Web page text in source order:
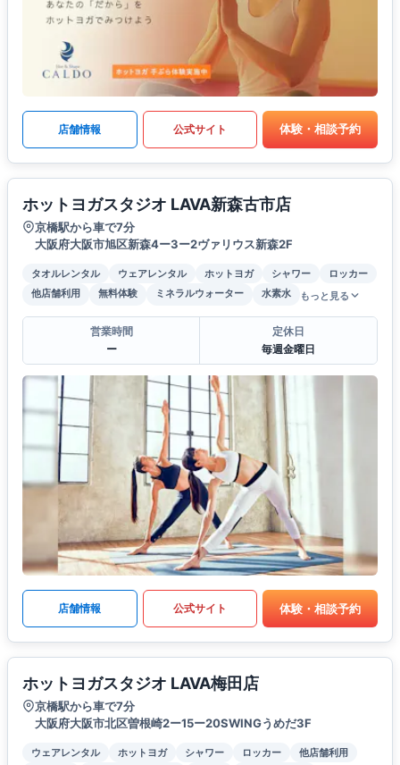
店舗情報 公式サイト 体験・相談予約
ホットヨガスタジオ LAVA新森古市店
京橋駅から車で7分
大阪府大阪市旭区新森4ー3ー2ヴァリウス新森2F
タオルレンタル ウェアレンタル ホットヨガ シャワー
ロッカー
他店舗利用
無料体験 ミネラルウォーター 水素水 もっと見る
営業時間
ー
定休日
毎週金曜日
店舗情報 公式サイト 体験・相談予約
ホットヨガスタジオ LAVA梅田店
京橋駅から車で7分
大阪府大阪市北区曽根崎2ー15ー20SWINGうめだ3F
ウェアレンタル ホットヨガ シャワー ロッカー
他店舗利用